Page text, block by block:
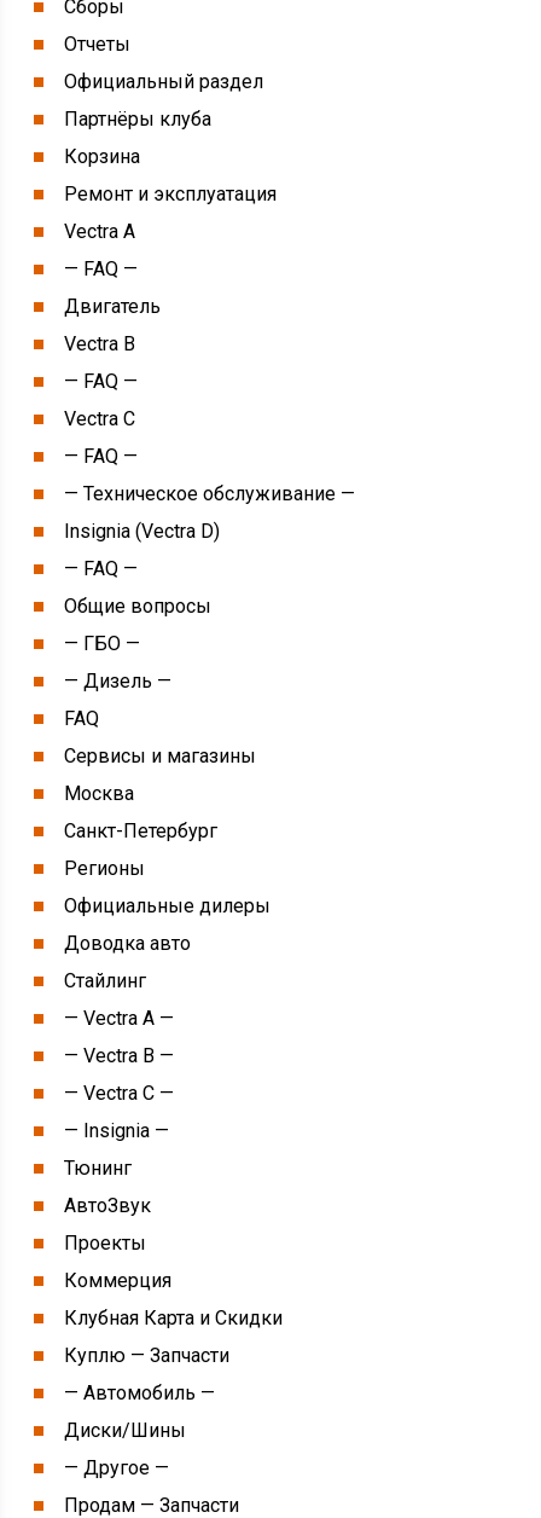
Сборы
Отчеты
Официальный раздел
Партнёры клуба
Корзина
Ремонт и эксплуатация
Vectra A
— FAQ —
Двигатель
Vectra B
— FAQ —
Vectra C
— FAQ —
— Техническое обслуживание —
Insignia (Vectra D)
— FAQ —
Общие вопросы
— ГБО —
— Дизель —
FAQ
Сервисы и магазины
Москва
Санкт-Петербург
Регионы
Официальные дилеры
Доводка авто
Стайлинг
— Vectra A —
— Vectra B —
— Vectra С —
— Insignia —
Тюнинг
АвтоЗвук
Проекты
Коммерция
Клубная Карта и Скидки
Куплю — Запчасти
— Автомобиль —
Диски/Шины
— Другое —
Продам — Запчасти